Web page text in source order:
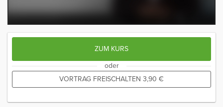
ZUM KURS
oder
VORTRAG FREISCHALTEN 3,90 €